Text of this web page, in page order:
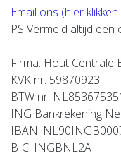
Email ons (hier klikken
PS Vermeld altijd een
Firma: Hout Centrale
KVK nr: 59870923
BTW nr:
ING Bankrekening
IBAN:
BIC: INGBNL2A